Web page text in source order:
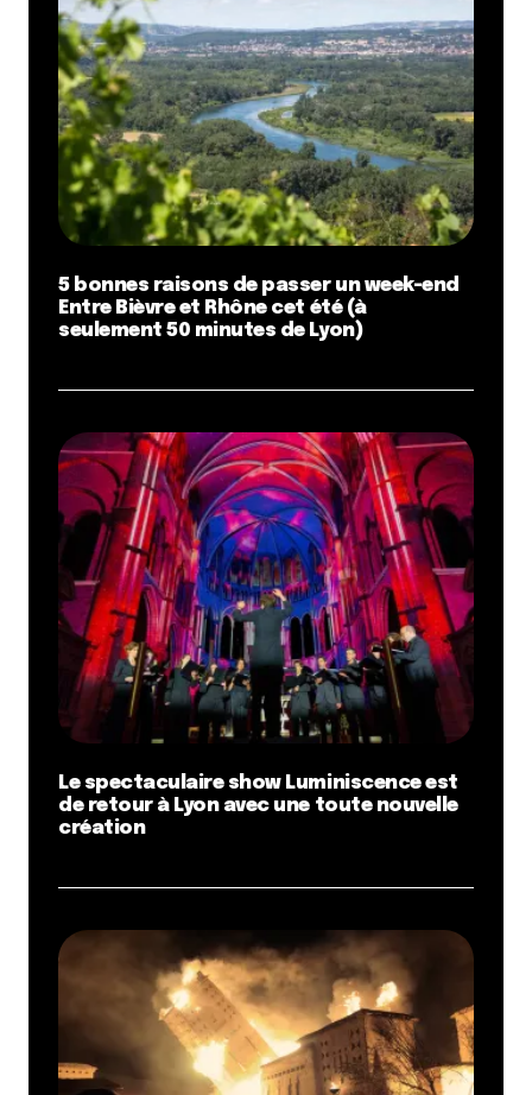
5 bonnes raisons de passer un week-end
Entre Bièvre et Rhône cet été (à
seulement 50 minutes de Lyon)
Le spectaculaire show Luminiscence est
de retour à Lyon avec une toute nouvelle
création